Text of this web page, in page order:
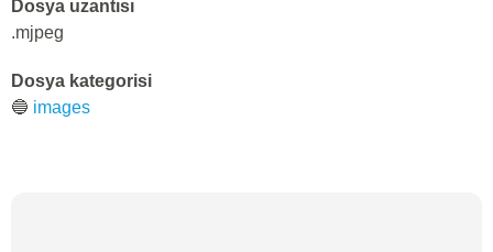
Dosya uzantısı
.mjpeg
Dosya kategorisi
🔵 images